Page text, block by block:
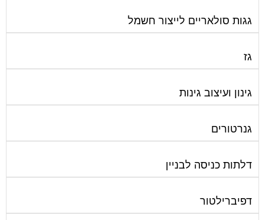
גגות סולאריים לייצור חשמל
גז
גינון ועיצוב גינות
גנרטורים
דלתות כניסה לבניין
דפיברילטור